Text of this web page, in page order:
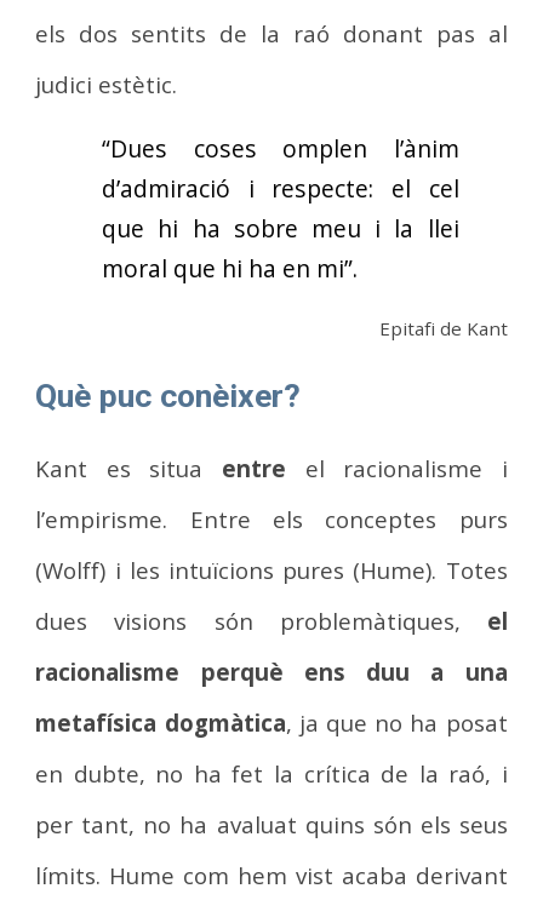
els dos sentits de la raó donant pas al
judici estètic.
“Dues coses omplen l’ànim
d’admiració i respecte: el cel
que hi ha sobre meu i la llei
moral que hi ha en mi”.
Epitafi de Kant
Què puc conèixer?
Kant es situa entre el racionalisme i
l’empirisme. Entre els conceptes purs
(Wolff) i les intuïcions pures (Hume). Totes
dues visions són problemàtiques, el
racionalisme perquè ens duu a una
metafísica dogmàtica, ja que no ha posat
en dubte, no ha fet la crítica de la raó, i
per tant, no ha avaluat quins són els seus
límits. Hume com hem vist acaba derivant